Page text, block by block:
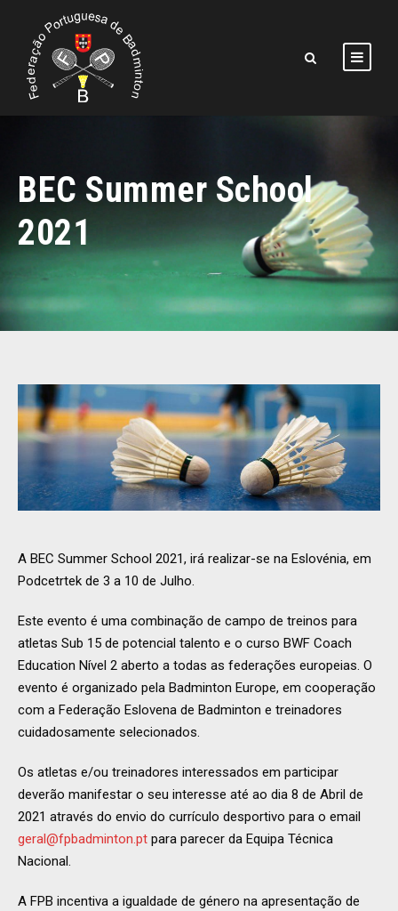
BEC Summer School
2021
A BEC Summer School 2021, irá realizar-se na Eslovénia, em
Podcetrtek de 3 a 10 de Julho.
Este evento é uma combinação de campo de treinos para
atletas Sub 15 de potencial talento e o curso BWF Coach
Education Nível 2 aberto a todas as federações europeias. O
evento é organizado pela Badminton Europe, em cooperação
com a Federação Eslovena de Badminton e treinadores
cuidadosamente selecionados.
Os atletas e/ou treinadores interessados em participar
deverão manifestar o seu interesse até ao dia 8 de Abril de
2021 através do envio do currículo desportivo para o email
geral@fpbadminton.pt para parecer da Equipa Técnica
Nacional.
A FPB incentiva a igualdade de género na apresentação de